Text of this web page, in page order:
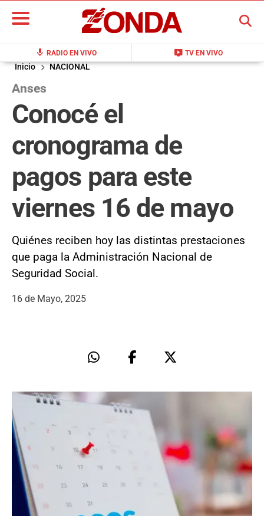
mic RADIO EN VIVO live_tv TV EN VIVO
BUSCAR
Inicio NACIONAL
Anses
Conocé el
cronograma de
pagos para este
viernes 16 de mayo
Quiénes reciben hoy las distintas prestaciones
que paga la Administración Nacional de
Seguridad Social.
16 de Mayo, 2025